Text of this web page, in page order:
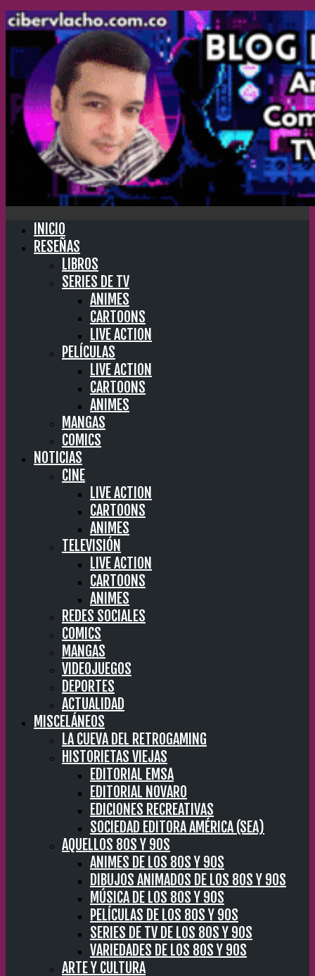
INICIO
RESEÑAS
LIBROS
SERIES DE TV
ANIMES
CARTOONS
LIVE ACTION
PELÍCULAS
LIVE ACTION
CARTOONS
ANIMES
MANGAS
COMICS
NOTICIAS
CINE
LIVE ACTION
CARTOONS
ANIMES
TELEVISIÓN
LIVE ACTION
CARTOONS
ANIMES
REDES SOCIALES
COMICS
MANGAS
VIDEOJUEGOS
DEPORTES
ACTUALIDAD
MISCELÁNEOS
LA CUEVA DEL RETROGAMING
HISTORIETAS VIEJAS
EDITORIAL EMSA
EDITORIAL NOVARO
EDICIONES RECREATIVAS
SOCIEDAD EDITORA AMÉRICA (SEA)
AQUELLOS 80S Y 90S
ANIMES DE LOS 80S Y 90S
DIBUJOS ANIMADOS DE LOS 80S Y 90S
MÚSICA DE LOS 80S Y 90S
PELÍCULAS DE LOS 80S Y 90S
SERIES DE TV DE LOS 80S Y 90S
VARIEDADES DE LOS 80S Y 90S
ARTE Y CULTURA